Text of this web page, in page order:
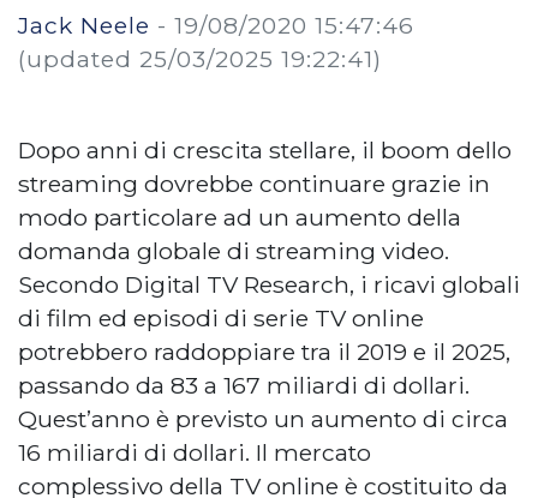
Jack Neele - 19/08/2020 15:47:46
(updated 25/03/2025 19:22:41)
Dopo anni di crescita stellare, il boom dello
streaming dovrebbe continuare grazie in
modo particolare ad un aumento della
domanda globale di streaming video.
Secondo Digital TV Research, i ricavi globali
di film ed episodi di serie TV online
potrebbero raddoppiare tra il 2019 e il 2025,
passando da 83 a 167 miliardi di dollari.
Quest’anno è previsto un aumento di circa
16 miliardi di dollari. Il mercato
complessivo della TV online è costituito da